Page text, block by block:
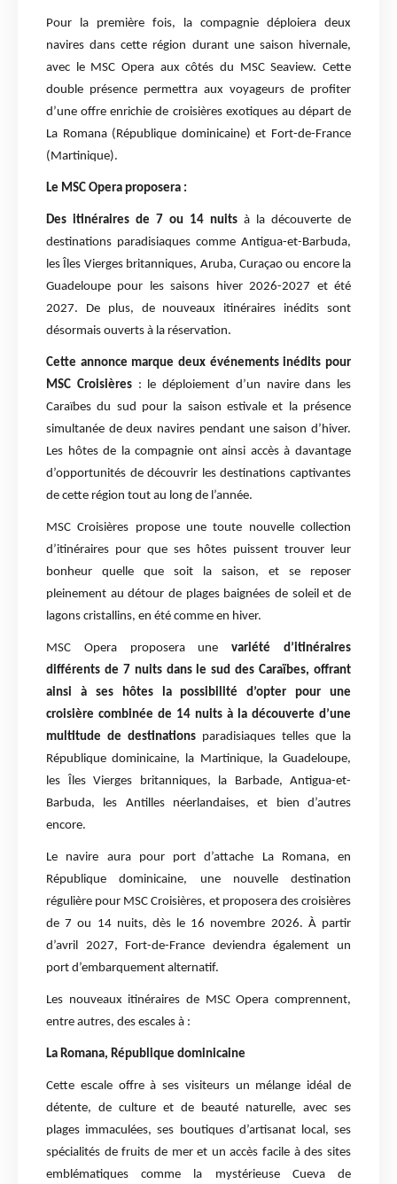
Pour la première fois, la compagnie déploiera deux
navires dans cette région durant une saison hivernale,
avec le MSC Opera aux côtés du MSC Seaview. Cette
double présence permettra aux voyageurs de profiter
d’une offre enrichie de croisières exotiques au départ de
La Romana (République dominicaine) et Fort-de-France
(Martinique).
Le MSC Opera proposera :
Des itinéraires de 7 ou 14 nuits à la découverte de
destinations paradisiaques comme Antigua-et-Barbuda,
les Îles Vierges britanniques, Aruba, Curaçao ou encore la
Guadeloupe pour les saisons hiver 2026-2027 et été
2027. De plus, de nouveaux itinéraires inédits sont
désormais ouverts à la réservation.
Cette annonce marque deux événements inédits pour
MSC Croisières : le déploiement d’un navire dans les
Caraïbes du sud pour la saison estivale et la présence
simultanée de deux navires pendant une saison d’hiver.
Les hôtes de la compagnie ont ainsi accès à davantage
d’opportunités de découvrir les destinations captivantes
de cette région tout au long de l’année.
MSC Croisières propose une toute nouvelle collection
d’itinéraires pour que ses hôtes puissent trouver leur
bonheur quelle que soit la saison, et se reposer
pleinement au détour de plages baignées de soleil et de
lagons cristallins, en été comme en hiver.
MSC Opera proposera unevariété d’itinéraires
différents de 7 nuits dans le sud des Caraïbes, offrant
ainsi à ses hôtes la possibilité d’opter pour une
croisière combinée de 14 nuits à la découverte d’une
multitude de destinations paradisiaques telles que la
République dominicaine, la Martinique, la Guadeloupe,
les Îles Vierges britanniques, la Barbade, Antigua-et-
Barbuda, les Antilles néerlandaises, et bien d’autres
encore.
Le navire aura pour port d’attache La Romana, en
République dominicaine, une nouvelle destination
régulière pour MSC Croisières, et proposera des croisières
de 7 ou 14 nuits, dès le 16 novembre 2026. À partir
d’avril 2027, Fort-de-France deviendra également un
port d’embarquement alternatif.
Les nouveaux itinéraires de MSC Opera comprennent,
entre autres, des escales à :
La Romana, République dominicaine
Cette escale offre à ses visiteurs un mélange idéal de
détente, de culture et de beauté naturelle, avec ses
plages immaculées, ses boutiques d’artisanat local, ses
spécialités de fruits de mer et un accès facile à des sites
emblématiques comme la mystérieuse Cueva de